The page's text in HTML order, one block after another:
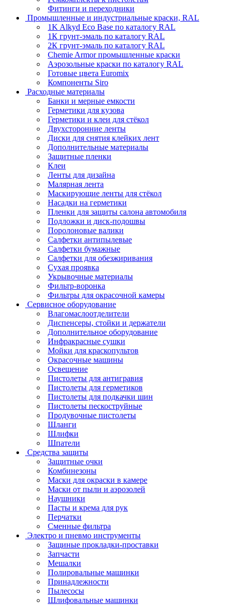
Фитинги и переходники
Промышленные и индустриальные краски, RAL
1K Alkyd Eco Base по каталогу RAL
1К грунт-эмаль по каталогу RAL
2К грунт-эмаль по каталогу RAL
Chemie Armor промышленные краски
Аэрозольные краски по каталогу RAL
Готовые цвета Euromix
Компоненты Siro
Расходные материалы
Банки и мерные емкости
Герметики для кузова
Герметики и клеи для стёкол
Двухсторонние ленты
Диски для снятия клейких лент
Дополнительные материалы
Защитные пленки
Клеи
Ленты для дизайна
Малярная лента
Маскирующие ленты для стёкол
Насадки на герметики
Пленки для защиты салона автомобиля
Подложки и диск-подошвы
Поролоновые валики
Салфетки антипылевые
Салфетки бумажные
Салфетки для обезжиривания
Сухая проявка
Укрывочные материалы
Фильтр-воронка
Фильтры для окрасочной камеры
Сервисное оборудование
Влагомаслоотделители
Диспенсеры, стойки и держатели
Дополнительное оборудование
Инфракрасные сушки
Мойки для краскопультов
Окрасочные машины
Освещение
Пистолеты для антигравия
Пистолеты для герметиков
Пистолеты для подкачки шин
Пистолеты пескоструйные
Продувочные пистолеты
Шланги
Шлифки
Шпатели
Средства защиты
Защитные очки
Комбинезоны
Маски для окраски в камере
Маски от пыли и аэрозолей
Наушники
Пасты и крема для рук
Перчатки
Сменные фильтра
Электро и пневмо инструменты
Защиные прокладки-проставки
Запчасти
Мешалки
Полировальные машинки
Принадлежности
Пылесосы
Шлифовальные машинки